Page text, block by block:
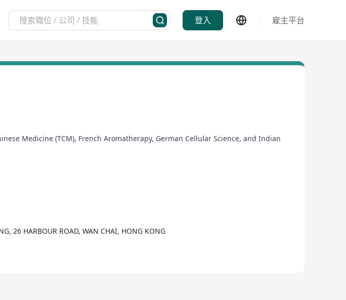
登入 雇主平台
Medicine (TCM), French Aromatherapy, German Cellular Science, and Indian
26 HARBOUR ROAD, WAN CHAI, HONG KONG